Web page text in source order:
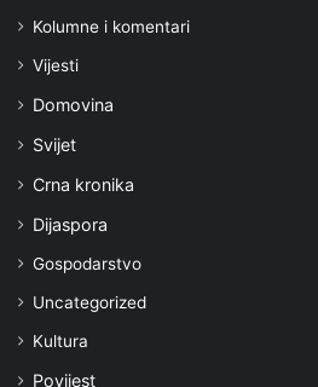
Kolumne i komentari
Vijesti
Domovina
Svijet
Crna kronika
Dijaspora
Gospodarstvo
Uncategorized
Kultura
Povijest